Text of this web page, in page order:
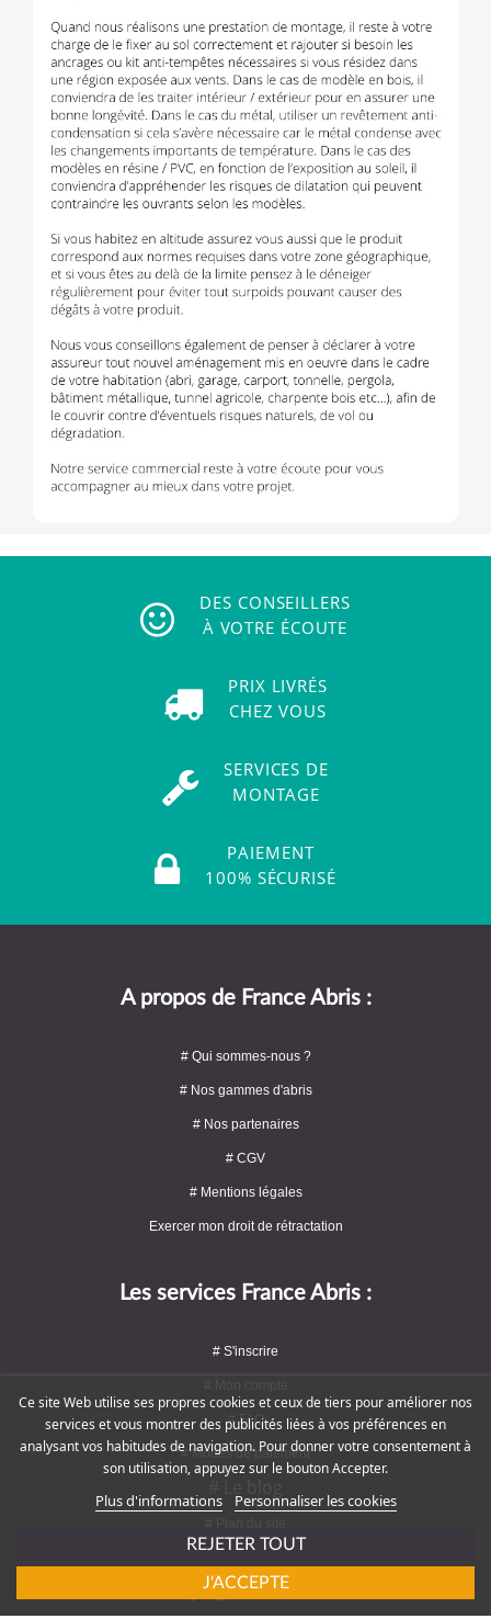
DES CONSEILLERS
À VOTRE ÉCOUTE
PRIX LIVRÉS
CHEZ VOUS
SERVICES DE
MONTAGE
PAIEMENT
100% SÉCURISÉ
A propos de France Abris :
# Qui sommes-nous ?
# Nos gammes d'abris
# Nos partenaires
# CGV
# Mentions légales
Exercer mon droit de rétractation
Les services France Abris :
# S'inscrire
# FAQ
# Modes de paiement
Rejoignez-nous !
Ce site Web utilise ses propres cookies et ceux de tiers pour améliorer nos
services et vous montrer des publicités liées à vos préférences en
analysant vos habitudes de navigation. Pour donner votre consentement à
son utilisation, appuyez sur le bouton Accepter.
Plus d'informations Personnaliser les cookies
REJETER TOUT
J'ACCEPTE